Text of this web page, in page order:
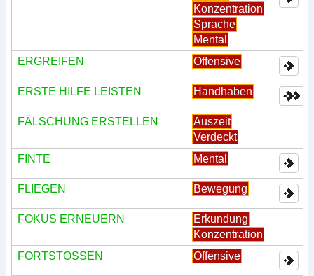
Konzentration
Sprache
Mental
ERGREIFEN
Offensive
ERSTE HILFE LEISTEN Handhaben
FÄLSCHUNG ERSTELLEN
Auszeit
Verdeckt
FINTE
Mental
FLIEGEN Bewegung
FOKUS ERNEUERN
Erkundung
Konzentration
FORTSTOSSEN
Offensive